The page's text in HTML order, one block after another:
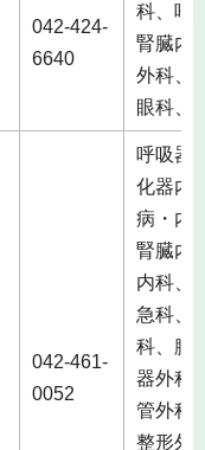
042-424-
6640
科、呼
腎臓内
外科、
眼科、
042-461-
0052
呼吸器
化器内
病・内
腎臓内
内科、
急科、
科、膠
器外科
管外科
整形外